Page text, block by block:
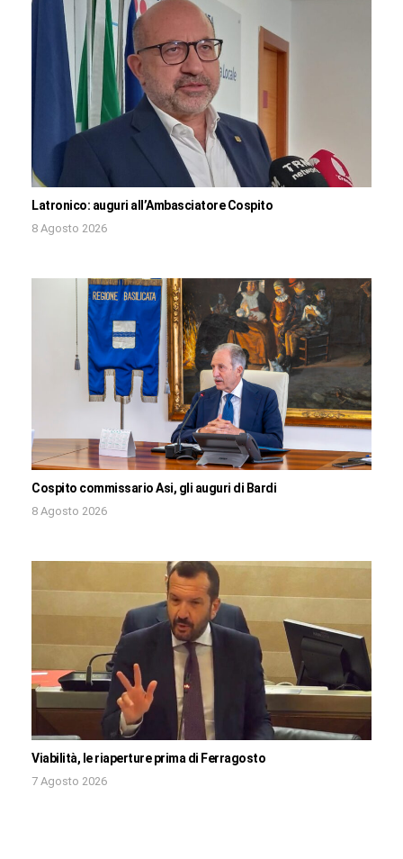
Latronico: auguri all’Ambasciatore Cospito
8 Agosto 2026
Cospito commissario Asi, gli auguri di Bardi
8 Agosto 2026
Viabilità, le riaperture prima di Ferragosto
7 Agosto 2026